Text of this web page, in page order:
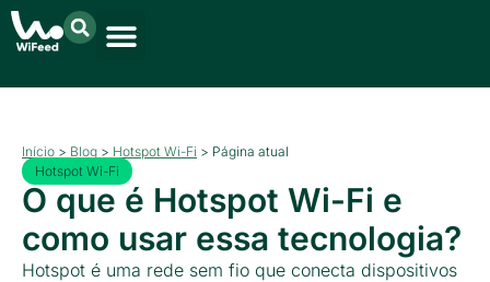
Início > Blog > Hotspot Wi-Fi > Página atual
Hotspot Wi-Fi
O que é Hotspot Wi-Fi e
como usar essa tecnologia?
Hotspot é uma rede sem fio que conecta dispositivos